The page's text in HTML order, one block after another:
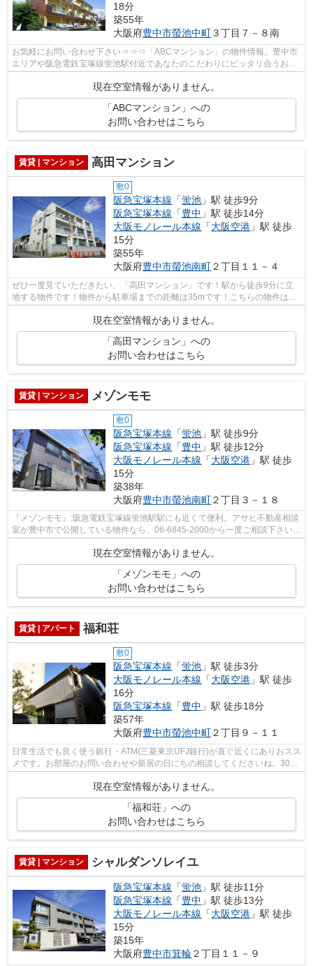
18分
築55年
大阪府豊中市螢池中町３丁目７－８南
お気軽にお問い合わせ下さい⇒⇒⇒「ABCマンション」の物件情報。豊中市
エリアや阪急電鉄宝塚線蛍池駅付近であなたのこだわりにピッタリ合うお部
現在空室情報がありません。
「ABCマンション」への
お問い合わせはこちら
賃貸 | マンション 高田マンション
敷0
阪急宝塚本線 「蛍池 」駅 徒歩9分
阪急宝塚本線 「豊中 」駅 徒歩14分
大阪モノレール本線 「大阪空港 」駅 徒歩
15分
築55年
大阪府豊中市螢池南町２丁目１１－４
ぜひ一度見ていただきたい、「高田マンション」です！駅から徒歩9分に立
地する物件です！物件から駐車場までの距離は35mです！こちらの物件は陽
当り良好です！アサヒ不動産相談室には...
現在空室情報がありません。
「高田マンション」への
お問い合わせはこちら
賃貸 | マンション メゾンモモ
敷0
阪急宝塚本線 「蛍池 」駅 徒歩9分
阪急宝塚本線 「豊中 」駅 徒歩12分
大阪モノレール本線 「大阪空港 」駅 徒歩
15分
築38年
大阪府豊中市螢池南町２丁目３－１８
『メゾンモモ』:阪急電鉄宝塚線蛍池駅駅にも近くて便利。アサヒ不動産相談
室が豊中市で公開している物件なら、06-6845-2000から一度ご相談下さい。
現在空室情報がありません。
「メゾンモモ」への
お問い合わせはこちら
賃貸 | アパート 福和荘
敷0
阪急宝塚本線 「蛍池 」駅 徒歩3分
大阪モノレール本線 「大阪空港 」駅 徒歩
16分
阪急宝塚本線 「豊中 」駅 徒歩18分
築57年
大阪府豊中市螢池中町２丁目９－１１
日常生活でも良く使う銀行・ATM(三菱東京UFJ銀行)が直ぐ近くにありおスス
メです。お部屋のお問い合わせや新居の日にちの相談してくださいね。30㎡
現在空室情報がありません。
「福和荘」への
お問い合わせはこちら
賃貸 | マンション シャルダンソレイユ
阪急宝塚本線 「蛍池 」駅 徒歩11分
阪急宝塚本線 「豊中 」駅 徒歩13分
大阪モノレール本線 「大阪空港 」駅 徒歩
15分
築15年
大阪府豊中市箕輪 ２丁目１１－９